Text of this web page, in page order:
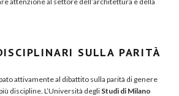
SULLA PARITÀ
attivamente al dibattito sulla parità di genere
discipline. L’Università degli Studi di Milano